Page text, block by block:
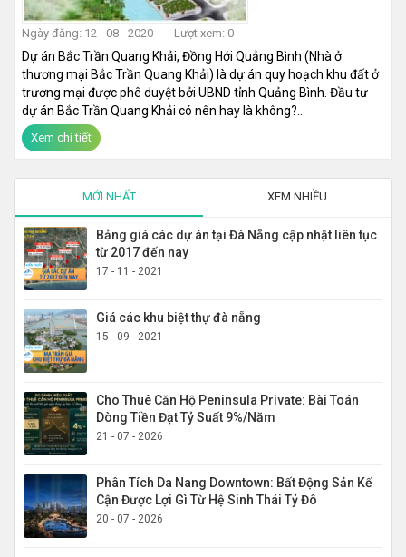
Ngày đăng: 12 - 08 - 2020 Lượt xem: 0
Dự án Bắc Trần Quang Khải, Đồng Hới Quảng Bình (Nhà ở
thương mại Bắc Trần Quang Khải) là dự án quy hoạch khu đất ở
trương mại được phê duyệt bởi UBND tỉnh Quảng Bình. Đầu tư
dự án Bắc Trần Quang Khải có nên hay là không?...
Xem chi tiết
MỚI NHẤT XEM NHIỀU
Bảng giá các dự án tại Đà Nẵng cập nhật liên tục
từ 2017 đến nay
17 - 11 - 2021
Giá các khu biệt thự đà nẵng
15 - 09 - 2021
Cho Thuê Căn Hộ Peninsula Private: Bài Toán
Dòng Tiền Đạt Tỷ Suất 9%/Năm
21 - 07 - 2026
Phân Tích Da Nang Downtown: Bất Động Sản Kế
Cận Được Lợi Gì Từ Hệ Sinh Thái Tỷ Đô
20 - 07 - 2026